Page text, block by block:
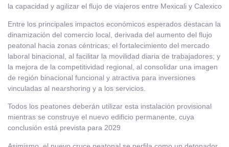
la capacidad y agilizar el flujo de viajeros entre Mexicali y Calexico
Entre los principales impactos económicos esperados destacan la
dinamización del comercio local, derivada del aumento del flujo
peatonal hacia zonas céntricas; el fortalecimiento del mercado
laboral binacional, al facilitar la movilidad diaria de trabajadores; y
la mejora de la competitividad regional, al consolidar una imagen
de región binacional funcional y atractiva para inversiones
vinculadas al nearshoring y a los servicios.
Todos los peatones deberán utilizar esta instalación provisional
mientras se construye el nuevo edificio permanente, cuya
conclusión está prevista para 2029